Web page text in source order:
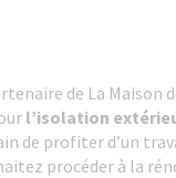
de La Maison
l’isolation
de profiter d’un
procéder à la
vos